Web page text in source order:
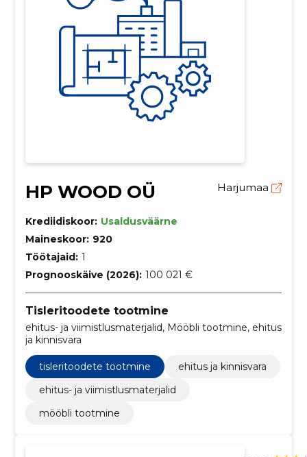
HP WOOD OÜ Harjumaa
Krediidiskoor: Usaldusväärne
Maineskoor: 920
Töötajaid: 1
Prognooskäive (2026): 100 021 €
Tisleritoodete tootmine
ehitus- ja viimistlusmaterjalid, Mööbli tootmine, ehitus
ja kinnisvara
tisleritoodete tootmine
ehitus ja kinnisvara
ehitus- ja viimistlusmaterjalid
mööbli tootmine